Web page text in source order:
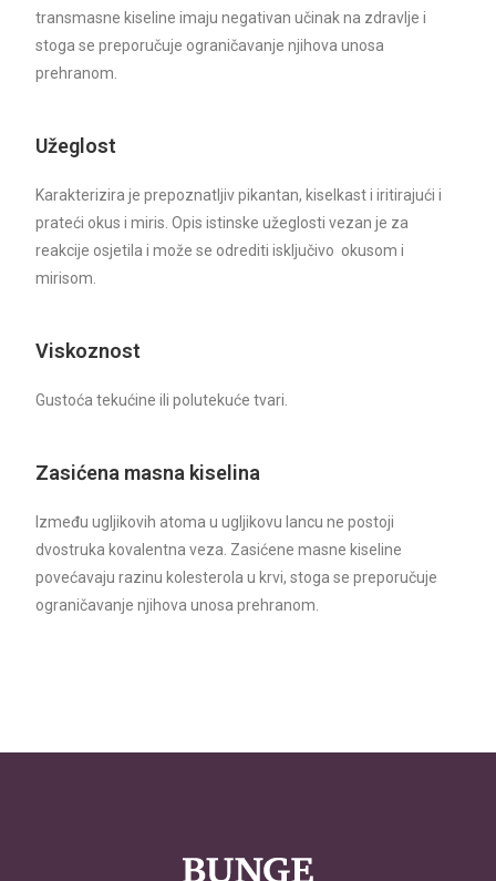
transmasne kiseline imaju negativan učinak na zdravlje i
stoga se preporučuje ograničavanje njihova unosa
prehranom.
Užeglost
Karakterizira je prepoznatljiv pikantan, kiselkast i iritirajući i
prateći okus i miris. Opis istinske užeglosti vezan je za
reakcije osjetila i može se odrediti isključivo okusom i
mirisom.
Viskoznost
Gustoća tekućine ili polutekuće tvari.
Zasićena masna kiselina
Između ugljikovih atoma u ugljikovu lancu ne postoji
dvostruka kovalentna veza. Zasićene masne kiseline
povećavaju razinu kolesterola u krvi, stoga se preporučuje
ograničavanje njihova unosa prehranom.